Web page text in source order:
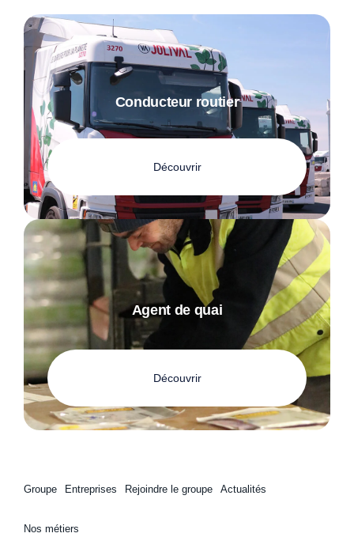
Conducteur routier
Découvrir
Agent de quai
Découvrir
Groupe Entreprises Rejoindre le groupe Actualités
Nos métiers